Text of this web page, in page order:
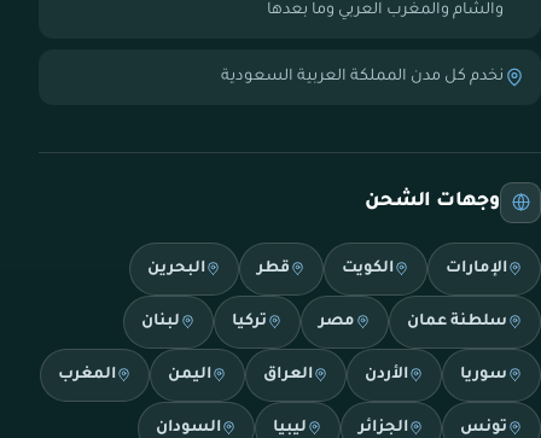
والشام والمغرب العربي وما بعدها
نخدم كل مدن المملكة العربية السعودية
وجهات الشحن
الإمارات الكويت قطر البحرين
سلطنة عمان مصر تركيا لبنان
سوريا الأردن العراق اليمن المغرب
تونس الجزائر ليبيا السودان